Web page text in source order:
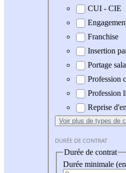
CUI - CIE
Franchise
Insertion
Portage
Profession
Profession
Reprise
Voir plus de types de
DURÉE DE CONTRAT
Durée de contrat
Durée minimale